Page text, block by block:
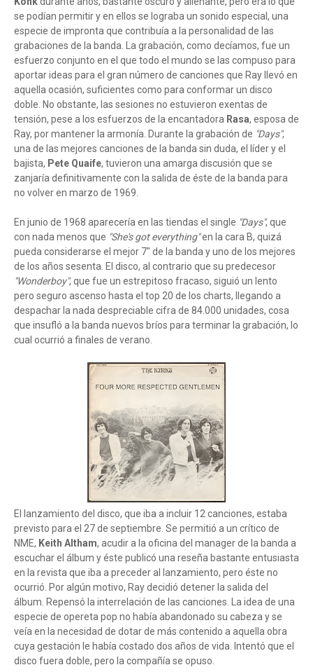
se podían permitir y en ellos se lograba un sonido especial, una
especie de impronta que contribuía a la personalidad de las
grabaciones de la banda. La grabación, como decíamos, fue un
esfuerzo conjunto en el que todo el mundo se las compuso para
aportar ideas para el gran número de canciones que Ray llevó en
aquella ocasión, suficientes como para conformar un disco
doble. No obstante, las sesiones no estuvieron exentas de
tensión, pese a los esfuerzos de la encantadora Rasa, esposa de
Ray, por mantener la armonía. Durante la grabación de "Days",
una de las mejores canciones de la banda sin duda, el líder y el
bajista, Pete Quaife, tuvieron una amarga discusión que se
zanjaría definitivamente con la salida de éste de la banda para
no volver en marzo de 1969.
En junio de 1968 aparecería en las tiendas el single "Days", que
con nada menos que "She's got everything"en la cara B, quizá
pueda considerarse el mejor 7" de la banda y uno de los mejores
de los años sesenta. El disco, al contrario que su predecesor
"Wonderboy", que fue un estrepitoso fracaso, siguió un lento
pero seguro ascenso hasta el top 20 de los charts, llegando a
despachar la nada despreciable cifra de 84.000 unidades, cosa
que insufló a la banda nuevos bríos para terminar la grabación, lo
cual ocurrió a finales de verano.
El lanzamiento del disco, que iba a incluir 12 canciones, estaba
previsto para el 27 de septiembre. Se permitió a un crítico de
NME, Keith Altham, acudir a la oficina del manager de la banda a
escuchar el álbum y éste publicó una reseña bastante entusiasta
en la revista que iba a preceder al lanzamiento, pero éste no
ocurrió. Por algún motivo, Ray decidió detener la salida del
álbum. Repensó la interrelación de las canciones. La idea de una
especie de opereta pop no había abandonado su cabeza y se
veía en la necesidad de dotar de más contenido a aquella obra
cuya gestación le había costado dos años de vida. Intentó que el
disco fuera doble, pero la compañía se opuso.